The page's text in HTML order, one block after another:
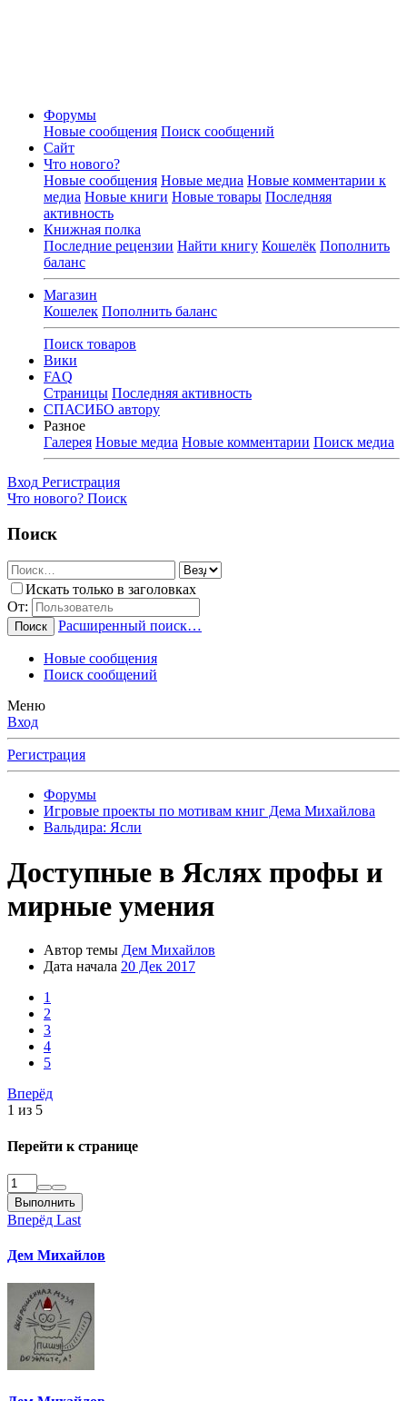
Форумы
Новые сообщения Поиск сообщений
Сайт
Что нового?
Новые сообщения Новые медиа Новые комментарии к
медиа Новые книги Новые товары Последняя
активность
Книжная полка
Последние рецензии Найти книгу Кошелёк Пополнить
баланс
Магазин
Кошелек Пополнить баланс
Поиск товаров
Вики
FAQ
Страницы Последняя активность
СПАСИБО автору
Разное
Галерея Новые медиа Новые комментарии Поиск медиа
Вход Регистрация
Что нового? Поиск
Поиск
Искать только в заголовках
От:
Поиск Расширенный поиск…
Новые сообщения
Поиск сообщений
Меню
Вход
Регистрация
Форумы
Игровые проекты по мотивам книг Дема Михайлова
Вальдира: Ясли
Доступные в Яслях профы и
мирные умения
Автор темы Дем Михайлов
Дата начала 20 Дек 2017
1
2
3
4
5
Вперёд
1 из 5
Перейти к странице
Выполнить
Вперёд Last
Дем Михайлов